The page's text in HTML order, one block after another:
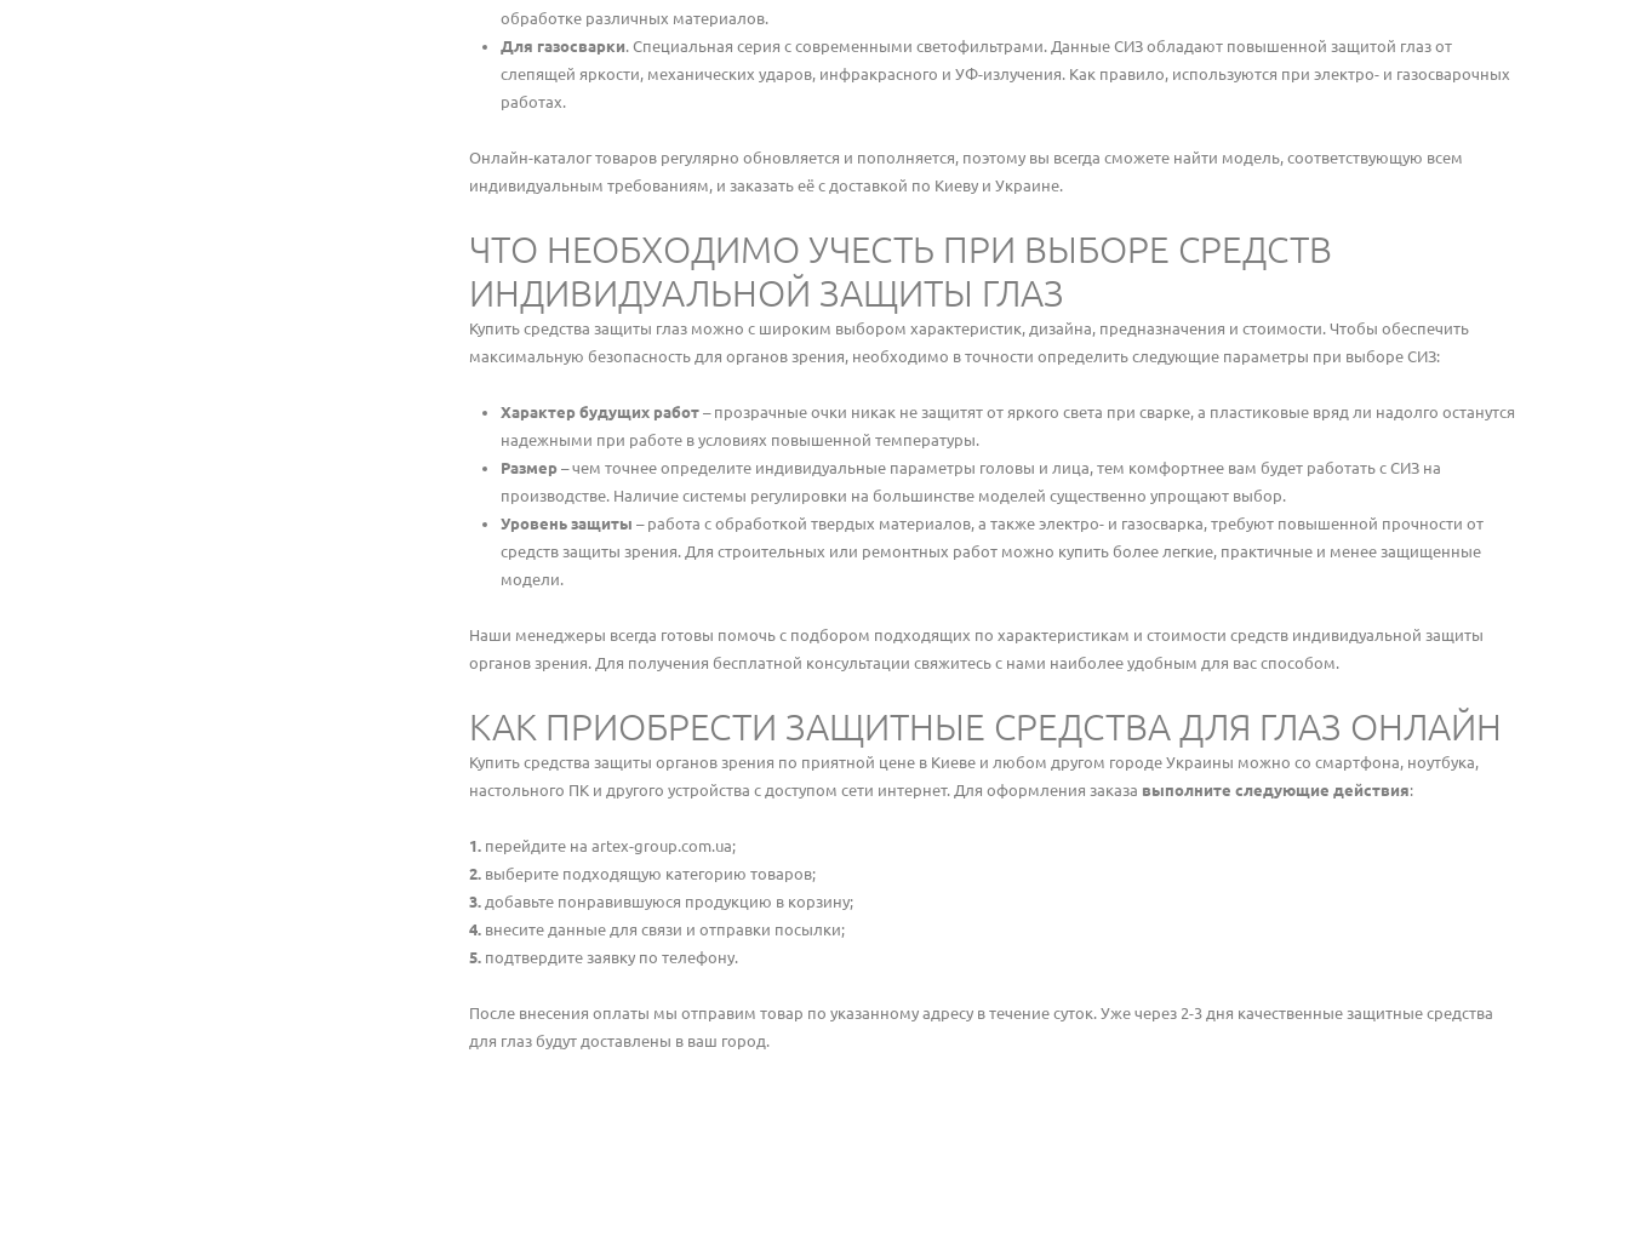
обработке различных материалов.
Для газосварки. Специальная серия с современными светофильтрами. Данные СИЗ обладают повышенной защитой глаз от
слепящей яркости, механических ударов, инфракрасного и УФ-излучения. Как правило, используются при электро- и газосварочных
работах.
Онлайн-каталог товаров регулярно обновляется и пополняется, поэтому вы всегда сможете найти модель, соответствующую всем
индивидуальным требованиям, и заказать её с доставкой по Киеву и Украине.
ЧТО НЕОБХОДИМО УЧЕСТЬ ПРИ ВЫБОРЕ СРЕДСТВ
ИНДИВИДУАЛЬНОЙ ЗАЩИТЫ ГЛАЗ
Купить средства защиты глаз можно с широким выбором характеристик, дизайна, предназначения и стоимости. Чтобы обеспечить
максимальную безопасность для органов зрения, необходимо в точности определить следующие параметры при выборе СИЗ:
Характер будущих работ – прозрачные очки никак не защитят от яркого света при сварке, а пластиковые вряд ли надолго останутся
надежными при работе в условиях повышенной температуры.
Размер – чем точнее определите индивидуальные параметры головы и лица, тем комфортнее вам будет работать с СИЗ на
производстве. Наличие системы регулировки на большинстве моделей существенно упрощают выбор.
Уровень защиты – работа с обработкой твердых материалов, а также электро- и газосварка, требуют повышенной прочности от
средств защиты зрения. Для строительных или ремонтных работ можно купить более легкие, практичные и менее защищенные
модели.
Наши менеджеры всегда готовы помочь с подбором подходящих по характеристикам и стоимости средств индивидуальной защиты
органов зрения. Для получения бесплатной консультации свяжитесь с нами наиболее удобным для вас способом.
КАК ПРИОБРЕСТИ ЗАЩИТНЫЕ СРЕДСТВА ДЛЯ ГЛАЗ ОНЛАЙН
Купить средства защиты органов зрения по приятной цене в Киеве и любом другом городе Украины можно со смартфона, ноутбука,
настольного ПК и другого устройства с доступом сети интернет. Для оформления заказа выполните следующие действия:
перейдите на artex-group.com.ua;
выберите подходящую категорию товаров;
добавьте понравившуюся продукцию в корзину;
внесите данные для связи и отправки посылки;
подтвердите заявку по телефону.
После внесения оплаты мы отправим товар по указанному адресу в течение суток. Уже через 2-3 дня качественные защитные средства
для глаз будут доставлены в ваш город.